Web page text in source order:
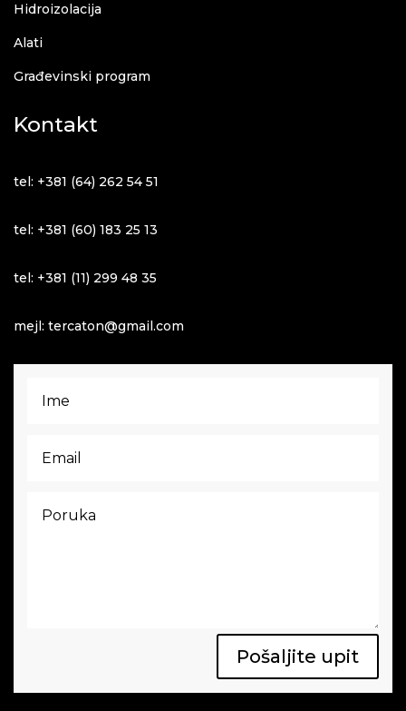
Hidroizolacija
Alati
Građevinski program
Kontakt
tel: +381 (64) 262 54 51
tel: +381 (60) 183 25 13
tel: +381 (11) 299 48 35
mejl: tercaton@gmail.com
Pošaljite upit